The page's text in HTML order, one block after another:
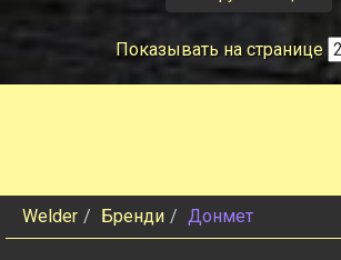
Показывать на странице
Welder Бренди Донмет